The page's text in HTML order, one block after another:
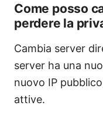
Come posso
perdere la
Cambia server
server ha una
nuovo IP
attive.